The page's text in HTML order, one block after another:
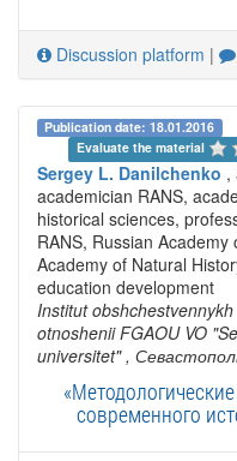
Discussion platform |
Publication date: 18.01.2016
Evaluate the material
Sergey L. Danilchenko ,
academician RANS,
historical sciences,
RANS, Russian
Academy of Natural
education development
Institut
otnoshenii FGAOU VO
universitet" ,
современного